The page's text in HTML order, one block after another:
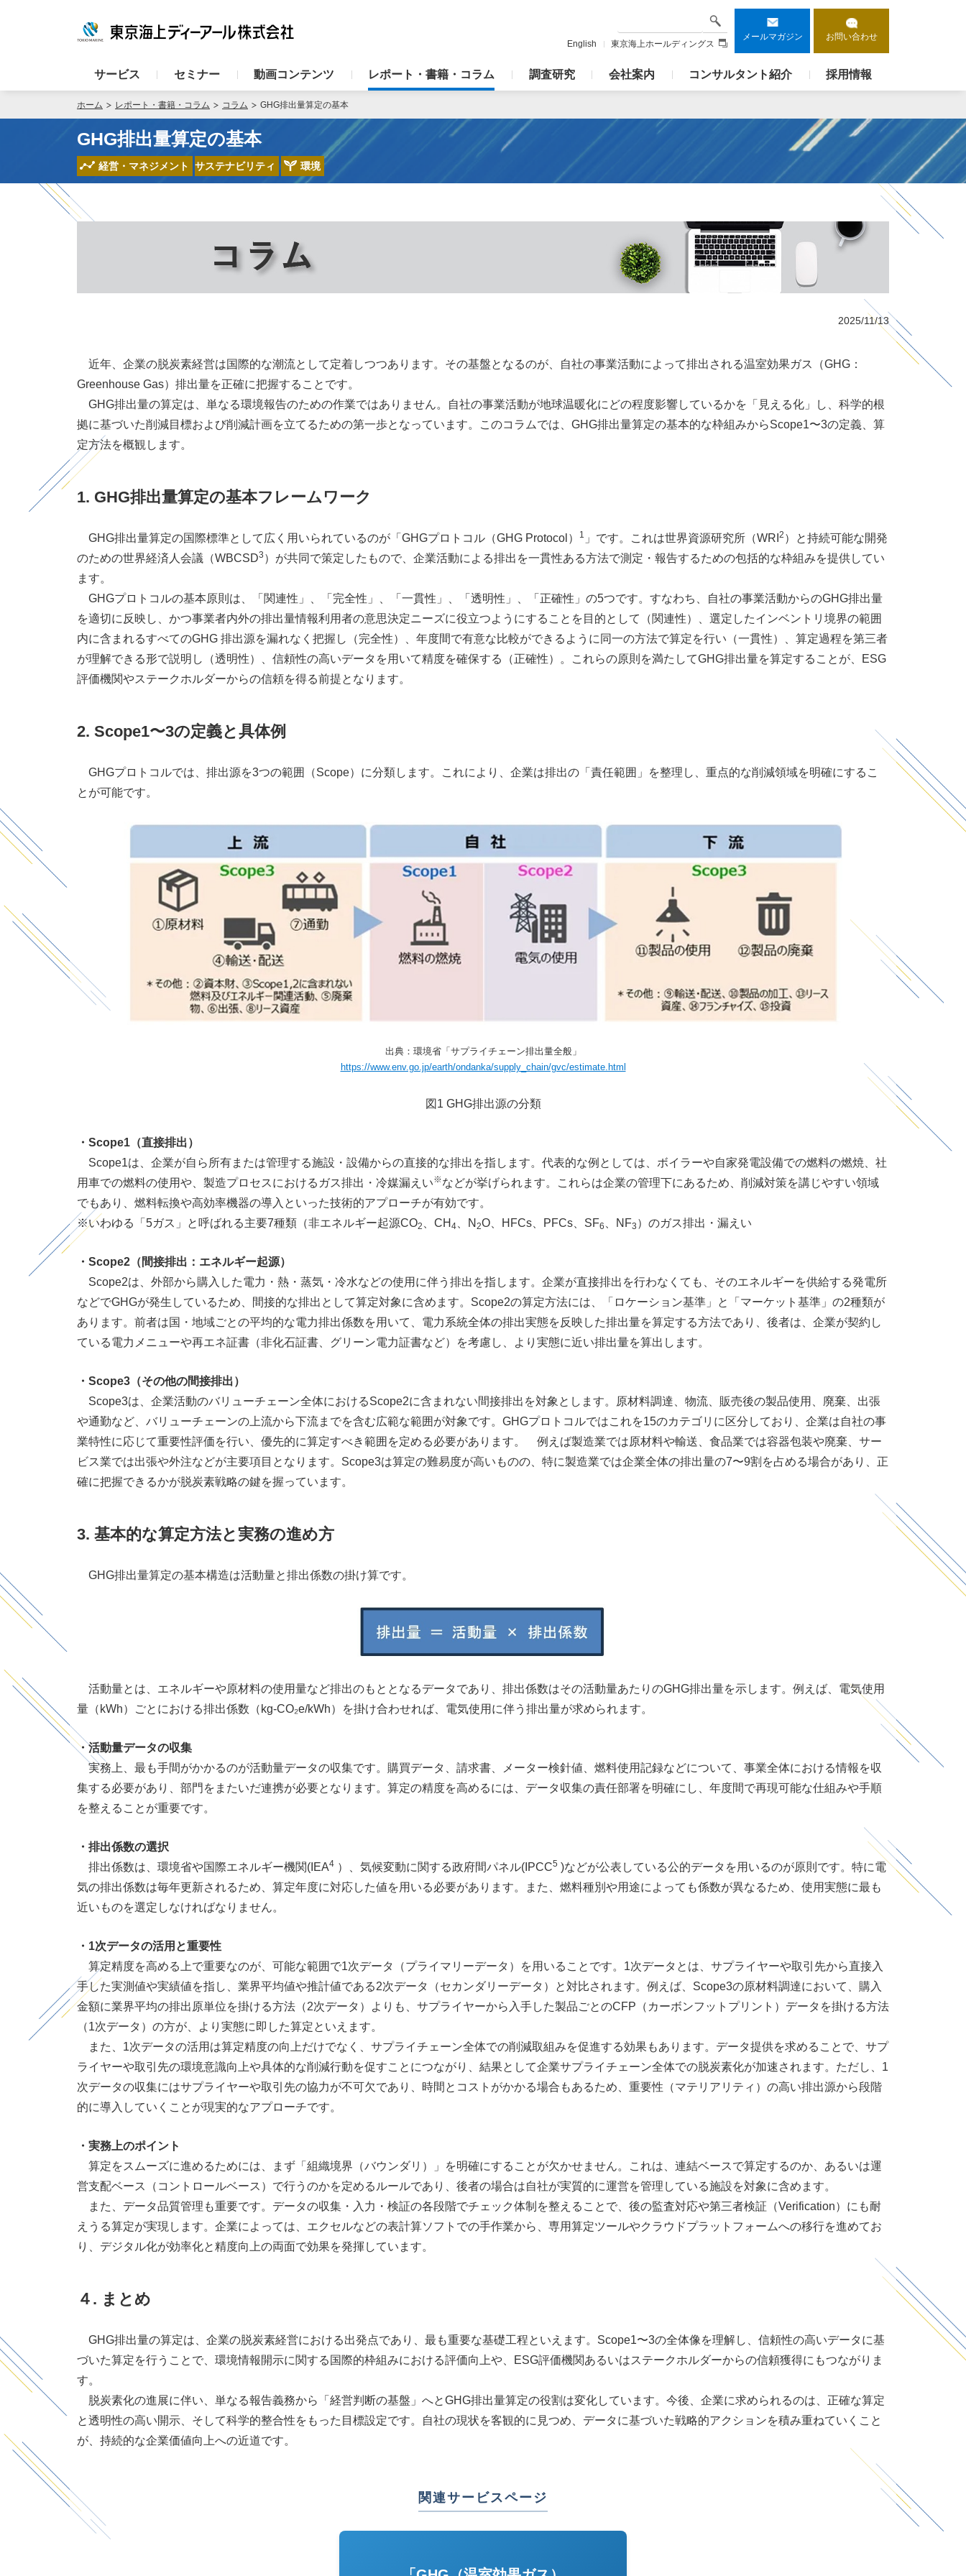
サービス セミナー 動画コンテンツ レポート・書籍・コラム 調査研究 会社案内 コンサルタント紹介 採用情報
メールマガジン お問い合わせ
検索
English 東京海上ホールディングス
ホーム レポート・書籍・コラム コラム GHG排出量算定の基本
GHG排出量算定の基本
経営・マネジメント サステナビリティ 環境
2025/11/13
近年、企業の脱炭素経営は国際的な潮流として定着しつつあります。その基盤となるのが、自社の事業活動によって排出される温室効果ガス（GHG ：
Greenhouse Gas）排出量を正確に把握することです。
GHG排出量の算定は、単なる環境報告のための作業ではありません。自社の事業活動が地球温暖化にどの程度影響しているかを「見える化」し、科学的根
拠に基づいた削減目標および削減計画を立てるための第一歩となっています。このコラムでは、 GHG排出量算定の基本的な枠組みからScope1〜3の定義、算
定方法を概観します。
1. GHG排出量算定の基本フレームワーク
GHG排出量算定の国際標準として広く用いられているのが「 GHGプロトコル（GHG Protocol ） 1 」です。これは世界資源研究所（WRI 2 ）と持続可能な開発
のための世界経済人会議（WBCSD3 ）が共同で策定したもので、企業活動による排出を一貫性ある方法で測定・報告するための包括的な枠組みを提供してい
ます。
GHGプロトコルの基本原則は、「関連性」、「完全性」、「一貫性」、「透明性」、「正確性」の5つです。すなわち、自社の事業活動からのGHG排出量
を適切に反映し、かつ事業者内外の排出量情報利用者の意思決定ニーズに役立つようにすることを目的として（関連性）、選定したインベントリ境界の範囲
内に含まれるすべてのGHG 排出源を漏れなく把握し（完全性）、年度間で有意な比較ができるように同一の方法で算定を行い（一貫性）、算定過程を第三者
が理解できる形で説明し（透明性）、信頼性の高いデータを用いて精度を確保する（正確性）。これらの原則を満たしてGHG排出量を算定することが、
ESG
評価機関やステークホルダーからの信頼を得る前提となります。
2. Scope1〜3の定義と具体例
GHGプロトコルでは、排出源を3つの範囲（Scope）に分類します。これにより、企業は排出の「責任範囲」を整理し、重点的な削減領域を明確にするこ
とが可能です。
出典：環境省「サプライチェーン排出量全般」
https://www.env.go.jp/earth/ondanka/supply_chain/gvc/estimate.html
図 1 GHG排出源の分類
・ Scope1 （直接排出）
Scope1は、企業が自ら所有または管理する施設・設備からの直接的な排出を指します。代表的な例としては、ボイラーや自家発電設備での燃料の燃焼、社
用車での燃料の使用や、製造プロセスにおけるガス排出・冷媒漏えい※などが挙げられます。これらは企業の管理下にあるため、削減対策を講じやすい領域
でもあり、燃料転換や高効率機器の導入といった技術的アプローチが有効です。
※いわゆる「 5ガス」と呼ばれる主要7種類（非エネルギー起源CO2 CH 4 N 2O HFCs PFCs SF6 NF3 ）のガス排出・漏えい
・ Scope2 （間接排出：エネルギー起源）
Scope2は、外部から購入した電力・熱・蒸気・冷水などの使用に伴う排出を指します。企業が直接排出を行わなくても、そのエネルギーを供給する発電所
などでGHGが発生しているため、間接的な排出として算定対象に含めます。 Scope2の算定方法には、「ロケーション基準」と「マーケット基準」の2種類が
あります。前者は国・地域ごとの平均的な電力排出係数を用いて、電力系統全体の排出実態を反映した排出量を算定する方法であり、後者は、企業が契約し
ている電力メニューや再エネ証書（非化石証書、グリーン電力証書など）を考慮し、より実態に近い排出量を算出します。
・ Scope3 （その他の間接排出）
Scope3は、企業活動のバリューチェーン全体におけるScope2に含まれない間接排出を対象とします。原材料調達、物流、販売後の製品使用、廃棄、出張
や通勤など、バリューチェーンの上流から下流までを含む広範な範囲が対象です。 GHGプロトコルではこれを15のカテゴリに区分しており、企業は自社の事
業特性に応じて重要性評価を行い、優先的に算定すべき範囲を定める必要があります。 例えば製造業では原材料や輸送、食品業では容器包装や廃棄、サー
ビス業では出張や外注などが主要項目となります。 Scope3は算定の難易度が高いものの、特に製造業では企業全体の排出量の7〜9割を占める場合があり、正
確に把握できるかが脱炭素戦略の鍵を握っています。
3. 基本的な算定方法と実務の進め方
GHG排出量算定の基本構造は活動量と排出係数の掛け算です。
活動量とは、エネルギーや原材料の使用量など排出のもととなるデータであり、排出係数はその活動量あたりのGHG排出量を示します。例えば、電気使用
量（ kWh）ごとにおける排出係数（ kg-CO₂e/kWh）を掛け合わせれば、電気使用に伴う排出量が求められます。
・活動量データの収集
実務上、最も手間がかかるのが活動量データの収集です。購買データ、請求書、メーター検針値、燃料使用記録などについて、事業全体における情報を収
集する必要があり、部門をまたいだ連携が必要となります。算定の精度を高めるには、データ収集の責任部署を明確にし、年度間で再現可能な仕組みや手順
を整えることが重要です。
・排出係数の選択
排出係数は、環境省や国際エネルギー機関(IEA4 ）、気候変動に関する政府間パネル(IPCC5 )などが公表している公的データを用いるのが原則です。特に電
気の排出係数は毎年更新されるため、算定年度に対応した値を用いる必要があります。また、燃料種別や用途によっても係数が異なるため、使用実態に最も
近いものを選定しなければなりません。
・ 1次データの活用と重要性
算定精度を高める上で重要なのが、可能な範囲で1次データ（プライマリーデータ）を用いることです。 1次データとは、サプライヤーや取引先から直接入
手した実測値や実績値を指し、業界平均値や推計値である2次データ（セカンダリーデータ）と対比されます。例えば、 Scope3の原材料調達において、購入
金額に業界平均の排出原単位を掛ける方法（2次データ）よりも、サプライヤーから入手した製品ごとのCFP （カーボンフットプリント）データを掛ける方法
（1次データ）の方が、より実態に即した算定といえます。
また、 1次データの活用は算定精度の向上だけでなく、サプライチェーン全体での削減取組みを促進する効果もあります。データ提供を求めることで、サプ
ライヤーや取引先の環境意識向上や具体的な削減行動を促すことにつながり、結果として企業サプライチェーン全体での脱炭素化が加速されます。ただし、 1
次データの収集にはサプライヤーや取引先の協力が不可欠であり、時間とコストがかかる場合もあるため、重要性（マテリアリティ）の高い排出源から段階
的に導入していくことが現実的なアプローチです。
・実務上のポイント
算定をスムーズに進めるためには、まず「組織境界（バウンダリ）」を明確にすることが欠かせません。これは、連結ベースで算定するのか、あるいは運
営支配ベース（コントロールベース）で行うのかを定めるルールであり、後者の場合は自社が実質的に運営を管理している施設を対象に含めます。
また、データ品質管理も重要です。データの収集・入力・検証の各段階でチェック体制を整えることで、後の監査対応や第三者検証（Verification）にも耐
えうる算定が実現します。企業によっては、エクセルなどの表計算ソフトでの手作業から、専用算定ツールやクラウドプラットフォームへの移行を進めてお
り、デジタル化が効率化と精度向上の両面で効果を発揮しています。
４ . まとめ
GHG排出量の算定は、企業の脱炭素経営における出発点であり、最も重要な基礎工程といえます。 Scope1〜3の全体像を理解し、信頼性の高いデータに基
づいた算定を行うことで、環境情報開示に関する国際的枠組みにおける評価向上や、
ESG評価機関あるいはステークホルダーからの信頼獲得にもつながりま
す。
脱炭素化の進展に伴い、単なる報告義務から「経営判断の基盤」へとGHG排出量算定の役割は変化しています。今後、企業に求められるのは、正確な算定
と透明性の高い開示、そして科学的整合性をもった目標設定です。自社の現状を客観的に見つめ、データに基づいた戦略的アクションを積み重ねていくこと
が、持続的な企業価値向上への近道です。
関連サービスページ